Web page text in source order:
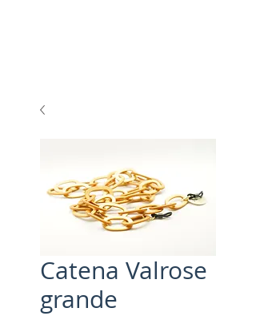
Catena Valrose
grande